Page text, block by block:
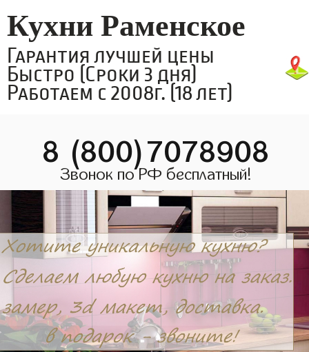
Кухни Раменское
Гарантия лучшей цены
Быстро (Сроки 3 дня)
Работаем с 2008г. (18 лет)
8 (800)7078908
Звонок по РФ бесплатный!